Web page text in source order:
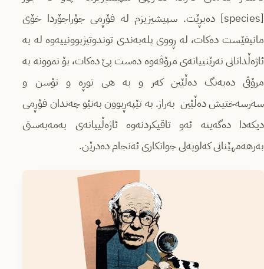
[species] دەبڕێت. سپیشیزیزم لە فۆڕمی جۆراجۆردا خۆی
مانیفێست دەکات، لە ڕووی پلەبەندی توندوتیژبوونییەوە لە بە
ئاژەڵدانانی نەرێنییانەی مرۆڤەوە دەست پێ دەکات، بۆ نموونە بە
مرۆڤی دەبەنگ دەڵێین کەر و بە هی توڕە و تۆسن و
سەرسەختیش دەڵێین بەراز. بە تێپەڕبوون بەنێو چەندان فۆڕمی
دیکەدا دەگەینە ئەو تاقیکردنەوە ئاژەڵییانەی بەمەبەستی
بەرهەمهێنانی کەلوپەلی جوانکاری ئەنجام دەدرێن.